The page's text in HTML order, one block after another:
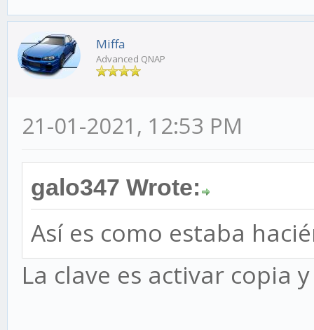
Miffa
Advanced QNAP
21-01-2021, 12:53 PM
galo347 Wrote:
Así es como estaba
La clave es activar copia